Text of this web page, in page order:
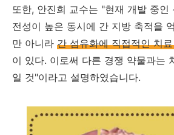
또한, 안진희 교수는 "현재 개발 중인
전성이 높은 동시에 간 지방 축적을
만 아니라 간 섬유화에 직접적인 치
이 있다. 이로써 다른 경쟁 약물과는
일 것"이라고 설명하였습니다.